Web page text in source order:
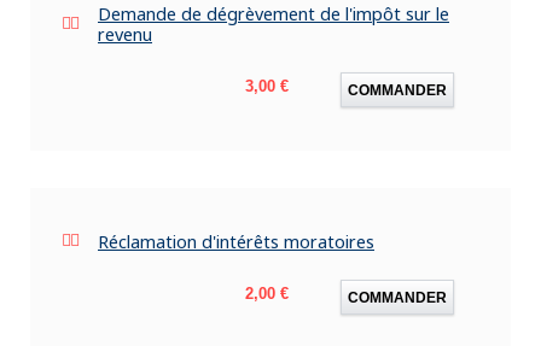
Demande de dégrèvement de l'impôt sur le
revenu
Prix
3,00 € COMMANDER
Réclamation d'intérêts moratoires
Prix
2,00 € COMMANDER